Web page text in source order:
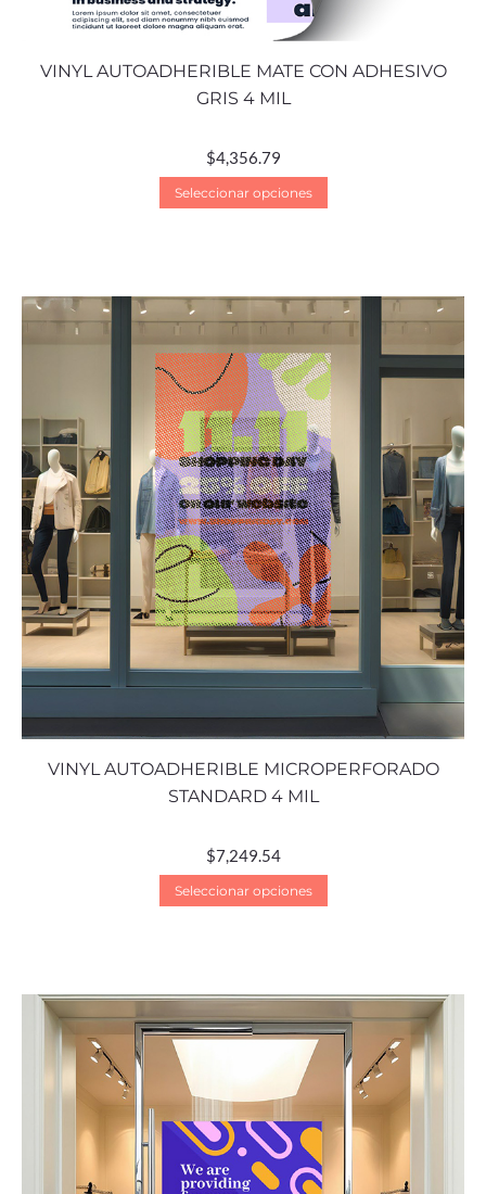
VINYL AUTOADHERIBLE MATE CON ADHESIVO
GRIS 4 MIL
$4,356.79
Seleccionar opciones
VINYL AUTOADHERIBLE MICROPERFORADO
STANDARD 4 MIL
$7,249.54
Seleccionar opciones